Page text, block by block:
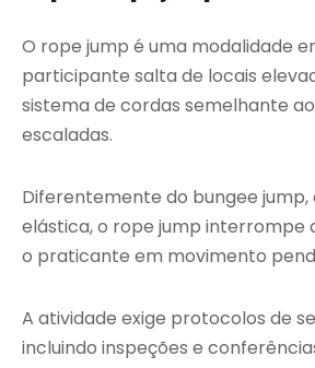
O rope jump é uma modalidade
participante salta de locais
sistema de cordas semelhante
escaladas.
Diferentemente do bungee jump,
elástica, o rope jump interrompe
o praticante em movimento
A atividade exige protocolos de
incluindo inspeções e